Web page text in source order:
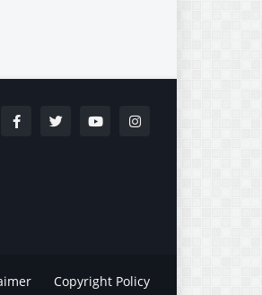
Copyright Policy